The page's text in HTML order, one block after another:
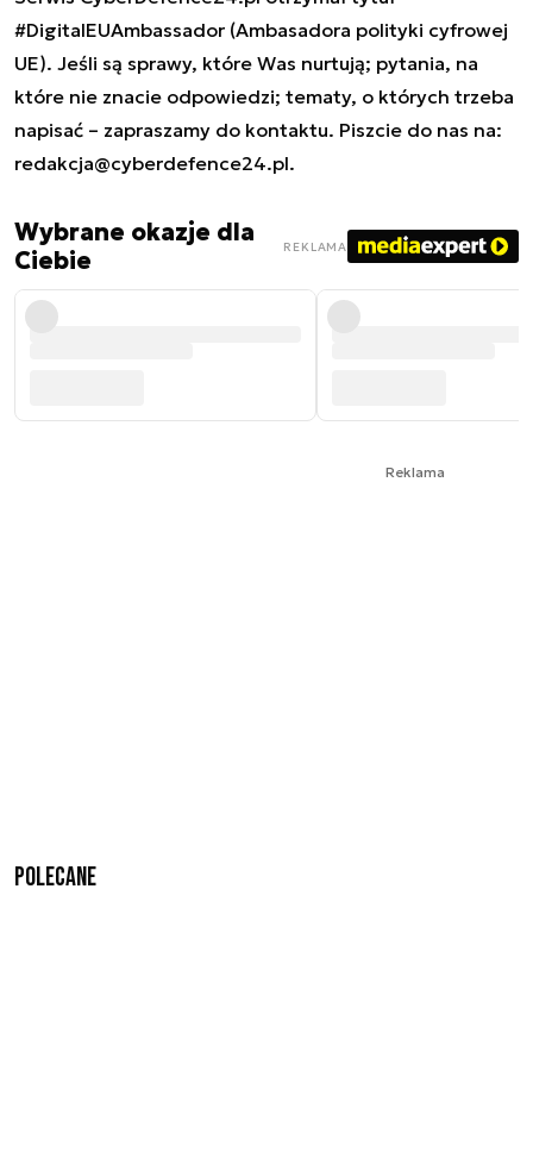
#DigitalEUAmbassador (Ambasadora polityki cyfrowej
UE). Jeśli są sprawy, które Was nurtują; pytania, na
które nie znacie odpowiedzi; tematy, o których trzeba
napisać – zapraszamy do kontaktu. Piszcie do nas na:
redakcja@cyberdefence24.pl.
Wybrane okazje dla
Ciebie
REKLAMA
Reklama
Polecane